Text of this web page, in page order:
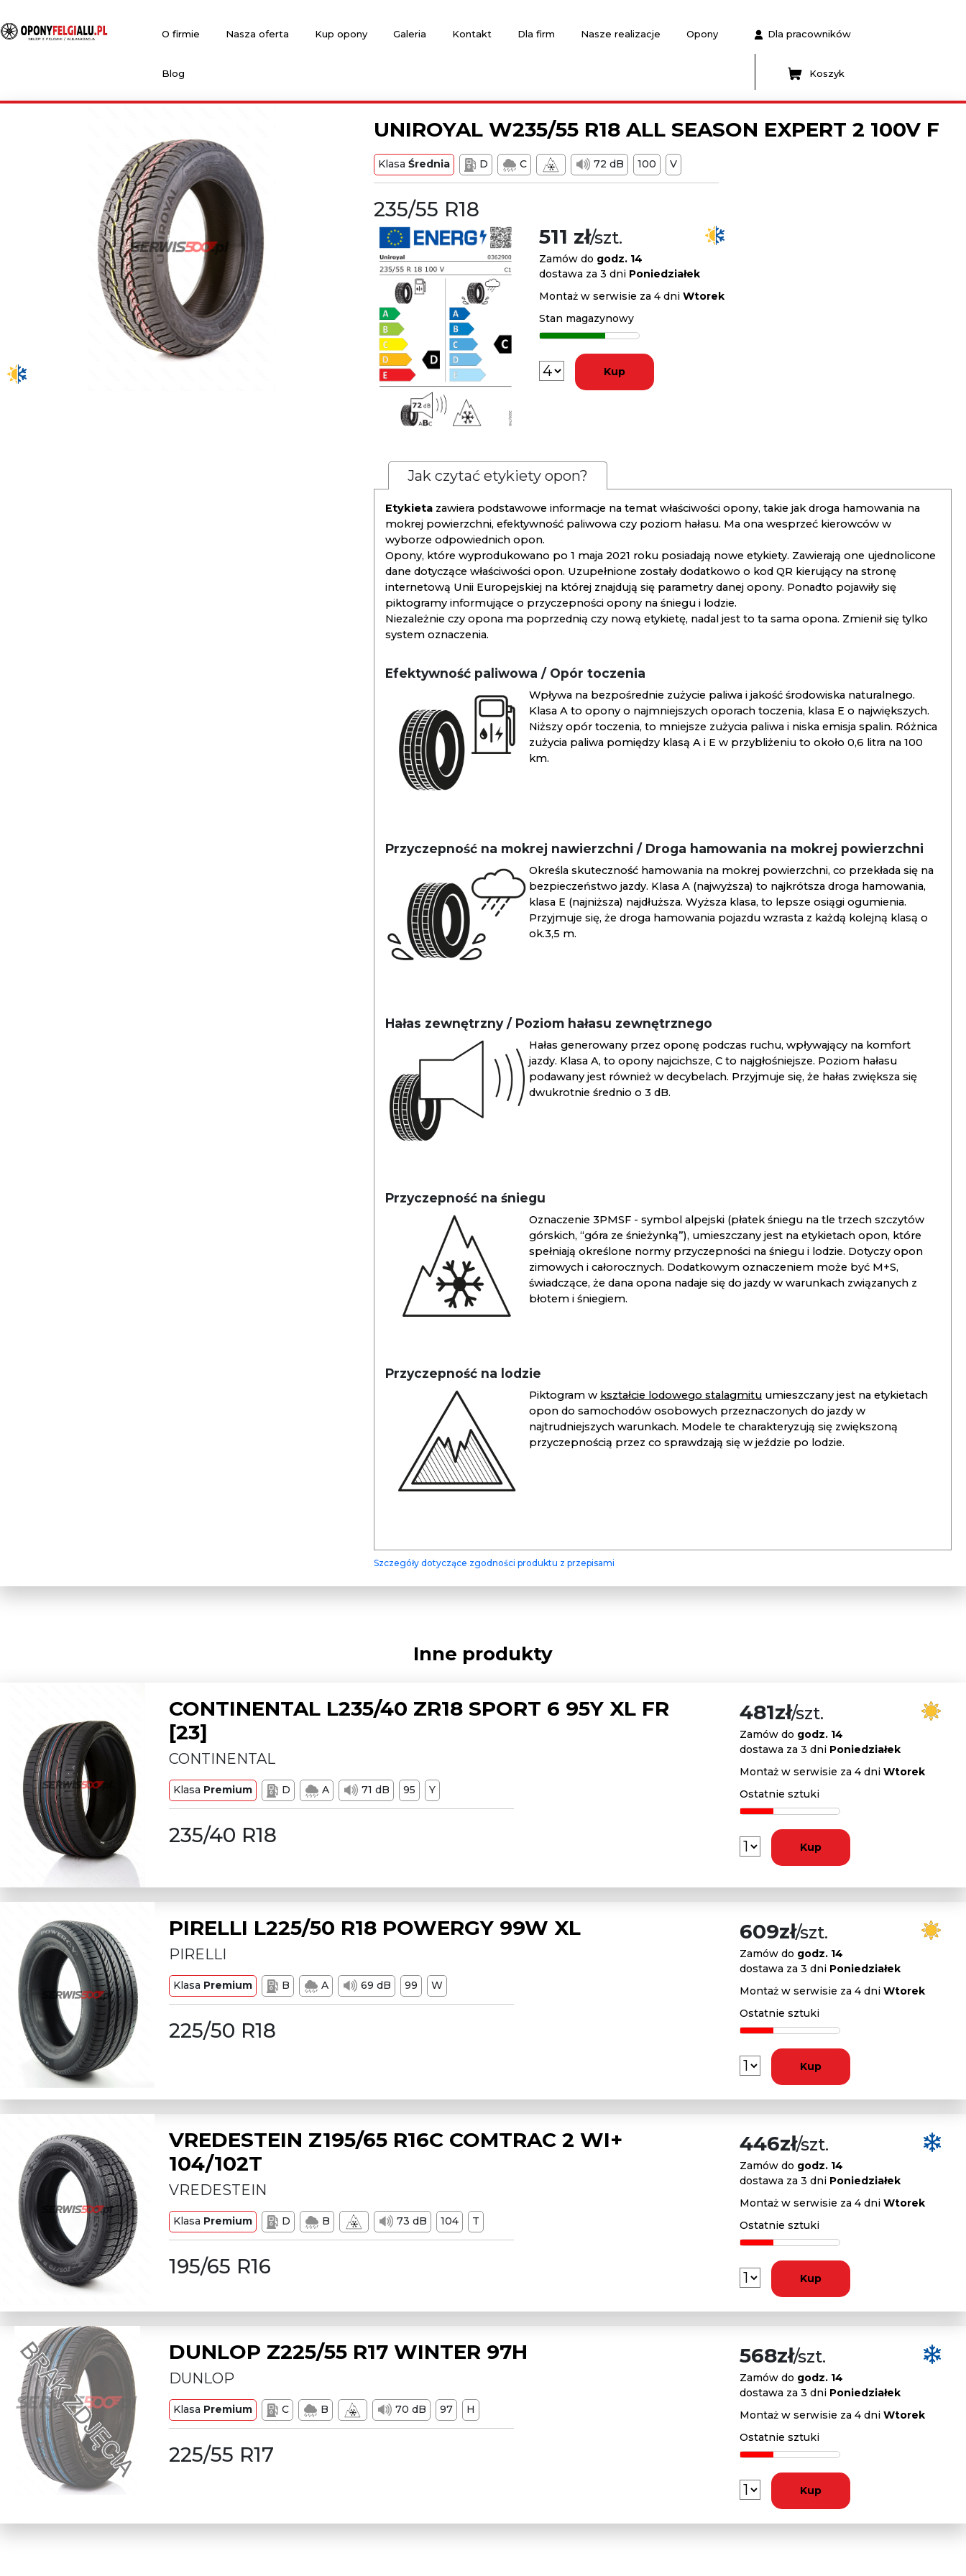
O firmie Nasza oferta Kup opony Galeria Kontakt Dla firm Nasze realizacje Opony
Blog
Dla pracowników
Koszyk
UNIROYAL W235/55 R18 ALL SEASON EXPERT 2 100V F
Klasa Średnia D C 72 dB 100 V
235/55 R18
511 zł/szt.
Zamów do godz. 14
dostawa za 3 dni Poniedziałek
Montaż w serwisie za 4 dni Wtorek
Stan magazynowy
Kup
Jak czytać etykiety opon?
Etykieta zawiera podstawowe informacje na temat właściwości opony, takie jak droga hamowania na
mokrej powierzchni, efektywność paliwowa czy poziom hałasu. Ma ona wesprzeć kierowców w
wyborze odpowiednich opon.
Opony, które wyprodukowano po 1 maja 2021 roku posiadają nowe etykiety. Zawierają one ujednolicone
dane dotyczące właściwości opon. Uzupełnione zostały dodatkowo o kod QR kierujący na stronę
internetową Unii Europejskiej na której znajdują się parametry danej opony. Ponadto pojawiły się
piktogramy informujące o przyczepności opony na śniegu i lodzie.
Niezależnie czy opona ma poprzednią czy nową etykietę, nadal jest to ta sama opona. Zmienił się tylko
system oznaczenia.
Efektywność paliwowa / Opór toczenia
Wpływa na bezpośrednie zużycie paliwa i jakość środowiska naturalnego.
Klasa A to opony o najmniejszych oporach toczenia, klasa E o największych.
Niższy opór toczenia, to mniejsze zużycia paliwa i niska emisja spalin. Różnica
zużycia paliwa pomiędzy klasą A i E w przybliżeniu to około 0,6 litra na 100
km.
Przyczepność na mokrej nawierzchni / Droga hamowania na mokrej powierzchni
Określa skuteczność hamowania na mokrej powierzchni, co przekłada się na
bezpieczeństwo jazdy. Klasa A (najwyższa) to najkrótsza droga hamowania,
klasa E (najniższa) najdłuższa. Wyższa klasa, to lepsze osiągi ogumienia.
Przyjmuje się, że droga hamowania pojazdu wzrasta z każdą kolejną klasą o
ok.3,5 m.
Hałas zewnętrzny / Poziom hałasu zewnętrznego
Hałas generowany przez oponę podczas ruchu, wpływający na komfort
jazdy. Klasa A, to opony najcichsze, C to najgłośniejsze. Poziom hałasu
podawany jest również w decybelach. Przyjmuje się, że hałas zwiększa się
dwukrotnie średnio o 3 dB.
Przyczepność na śniegu
Oznaczenie 3PMSF - symbol alpejski (płatek śniegu na tle trzech szczytów
górskich, “góra ze śnieżynką”), umieszczany jest na etykietach opon, które
spełniają określone normy przyczepności na śniegu i lodzie. Dotyczy opon
zimowych i całorocznych. Dodatkowym oznaczeniem może być M+S,
świadczące, że dana opona nadaje się do jazdy w warunkach związanych z
błotem i śniegiem.
Przyczepność na lodzie
Piktogram w kształcie lodowego stalagmitu umieszczany jest na etykietach
opon do samochodów osobowych przeznaczonych do jazdy w
najtrudniejszych warunkach. Modele te charakteryzują się zwiększoną
przyczepnością przez co sprawdzają się w jeździe po lodzie.
Szczegóły dotyczące zgodności produktu z przepisami
Inne produkty
CONTINENTAL L235/40 ZR18 SPORT 6 95Y XL FR
[23]
CONTINENTAL
Klasa Premium D A 71 dB 95 Y
235/40 R18
481zł/szt.
Zamów do godz. 14
dostawa za 3 dni Poniedziałek
Montaż w serwisie za 4 dni Wtorek
Ostatnie sztuki
Kup
PIRELLI L225/50 R18 POWERGY 99W XL
PIRELLI
Klasa Premium B A 69 dB 99 W
225/50 R18
609zł/szt.
Zamów do godz. 14
dostawa za 3 dni Poniedziałek
Montaż w serwisie za 4 dni Wtorek
Ostatnie sztuki
Kup
VREDESTEIN Z195/65 R16C COMTRAC 2 WI+
104/102T
VREDESTEIN
Klasa Premium D B 73 dB 104 T
195/65 R16
446zł/szt.
Zamów do godz. 14
dostawa za 3 dni Poniedziałek
Montaż w serwisie za 4 dni Wtorek
Ostatnie sztuki
Kup
DUNLOP Z225/55 R17 WINTER 97H
DUNLOP
Klasa Premium C B 70 dB 97 H
225/55 R17
568zł/szt.
Zamów do godz. 14
dostawa za 3 dni Poniedziałek
Montaż w serwisie za 4 dni Wtorek
Ostatnie sztuki
Kup